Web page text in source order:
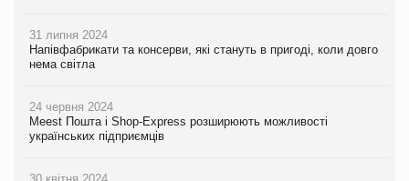
31 липня 2024
Напівфабрикати та консерви, які стануть в пригоді, коли довго
нема світла
24 червня 2024
Meest Пошта і Shop-Express розширюють можливості
українських підприємців